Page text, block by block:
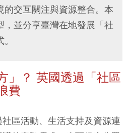
的交互關注與資源整合。本
，並分享臺灣在地發展「社
」？ 英國透過「社區
費
社區活動、生活支持及資源連